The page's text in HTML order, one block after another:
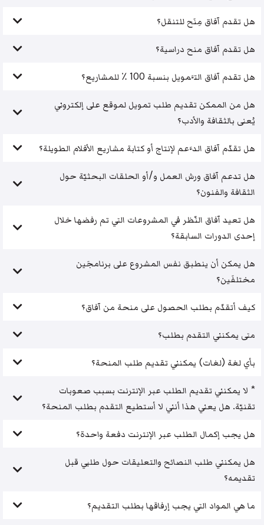
هل تقدم آفاق مِنَح للتنقل؟
هل تقدم آفاق منح دراسية؟
هل تقدم آفاق التَّمويل بنسبة 100 ٪ للمشاريع؟
هل من الممكن تقديم طلب تمويل لموقع على إلكتروني
يُعنى بالثقافة والأدب؟
هل تقدّم آفاق الدَّعم لإنتاج أو كتابة مشاريع الأفلام الطويلة؟
هل تدعم آفاق ورش العمل و/أو الحلقات البحثيّة حول
الثقافة والفنون؟
هل تعيد آفاق النّظر في المشروعات التي تم رفضها خلال
إحدى الدورات السابقة؟
هل يمكن أن ينطبق نفس المشروع على برنامجَين
مختلفَين؟
كيف أتقدّم بطلب الحصول على منحة من آفاق؟
متى يمكنني التقدم بطلب؟
بأي لغة (لغات) يمكنني تقديم طلب المنحة؟
* لا يمكنني تقديم الطلب عبر الإنترنت بسبب صعوبات
تقنيّة. هل يعني هذا أنني لا أستطيع التقدم بطلب المنحة؟
هل يجب إكمال الطلب عبر الإنترنت دفعة واحدة؟
هل يمكنني طلب النصائح والتعليقات حول طلبي قبل
تقديمه؟
ما هي المواد التي يجب إرفاقها بطلب التقديم؟